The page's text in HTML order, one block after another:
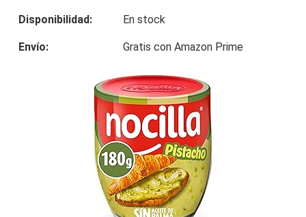
Disponibilidad: En stock
Envío: Gratis con Amazon Prime